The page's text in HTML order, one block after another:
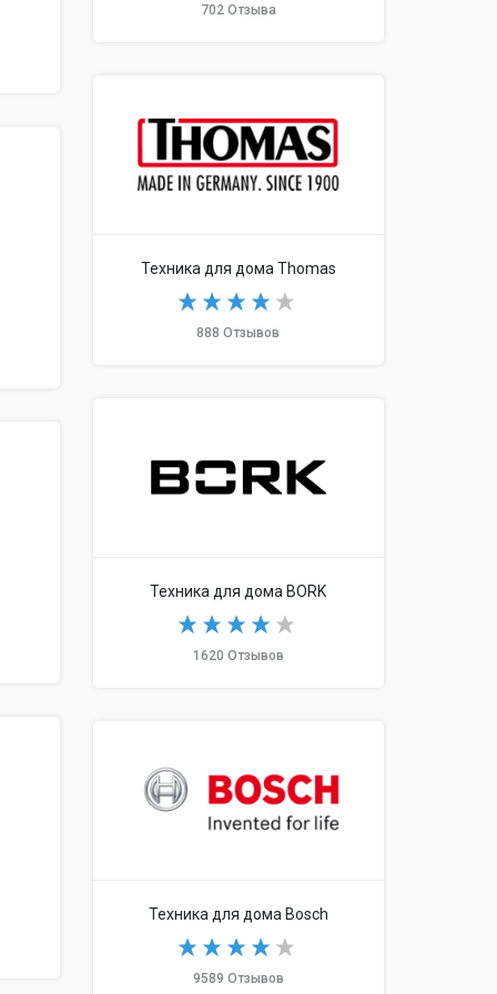
702 Отзыва
Техника для дома Thomas
888 Отзывов
Техника для дома BORK
1620 Отзывов
Техника для дома Bosch
9589 Отзывов